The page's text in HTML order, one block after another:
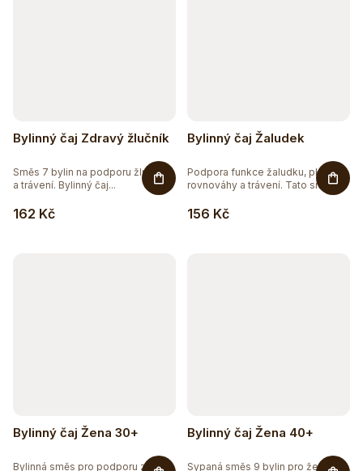
Bylinný čaj Zdravý žlučník
162 Kč
Směs 7 bylin na podporu žlučníku
a trávení. Bylinný čaj...
Bylinný čaj Žaludek
156 Kč
Podpora funkce žaludku, pH
rovnováhy a trávení. Tato směs...
Bylinný čaj Žena 30+
Bylinná směs pro podporu zdraví
Bylinný čaj Žena 40+
Sypaná směs 9 bylin pro ženy